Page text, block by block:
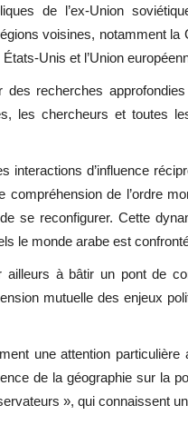
de l’ex-Union
voisines, notamment la
Unis et l’Union
des recherches
les chercheurs et toutes
interactions d’influence
compréhension de l’ordre
se reconfigurer. Cette
le monde arabe est
ailleurs à bâtir un pont de
mutuelle des enjeux
une attention
de la géographie sur la
», qui connaissent